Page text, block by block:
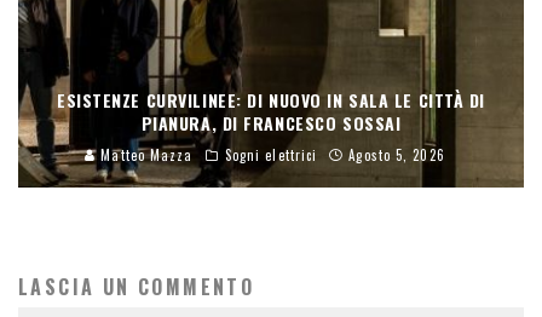
ESISTENZE CURVILINEE: DI NUOVO IN SALA LE CITTÀ DI
PIANURA, DI FRANCESCO SOSSAI
Matteo Mazza Sogni elettrici Agosto 5, 2026
LASCIA UN COMMENTO